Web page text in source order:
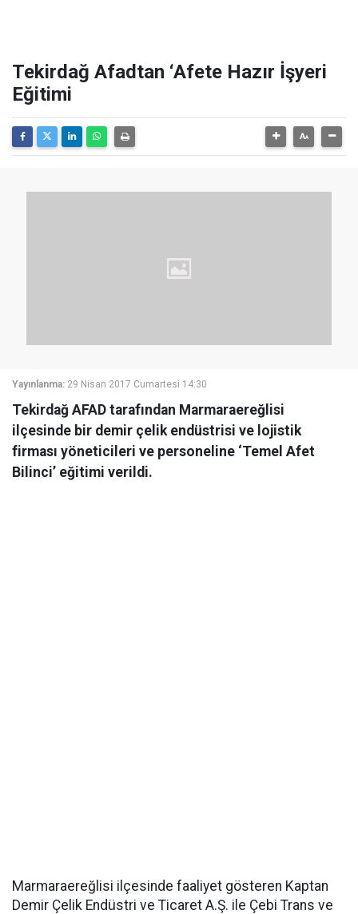
Tekirdağ Afadtan ‘Afete Hazır İşyeri
Eğitimi
Yayınlanma: 29 Nisan 2017 Cumartesi 14:30
Tekirdağ AFAD tarafından Marmaraereğlisi
ilçesinde bir demir çelik endüstrisi ve lojistik
firması yöneticileri ve personeline ‘Temel Afet
Bilinci’ eğitimi verildi.
Marmaraereğlisi ilçesinde faaliyet gösteren Kaptan
Demir Çelik Endüstri ve Ticaret A.Ş. ile Çebi Trans ve